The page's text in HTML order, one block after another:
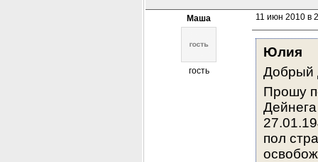
Маша
гость
11 июн 2010 в
Юлия
Добрый
Прошу
пол